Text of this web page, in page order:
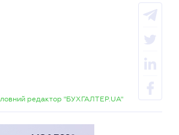
редактор "БУХГАЛТЕР.UA"